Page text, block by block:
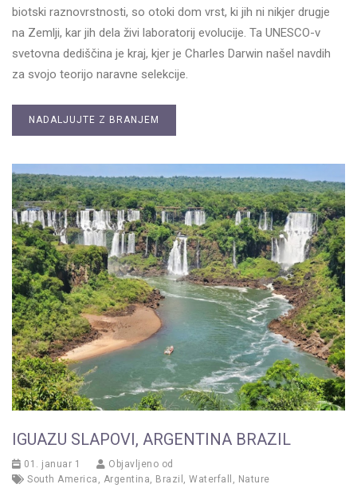
biotski raznovrstnosti, so otoki dom vrst, ki jih ni nikjer drugje
na Zemlji, kar jih dela živi laboratorij evolucije. Ta UNESCO-v
svetovna dediščina je kraj, kjer je Charles Darwin našel navdih
za svojo teorijo naravne selekcije.
NADALJUJTE Z BRANJEM
IGUAZU SLAPOVI, ARGENTINA BRAZIL
01. januar 1
Objavljeno od
South America , Argentina, Brazil , Waterfall , Nature